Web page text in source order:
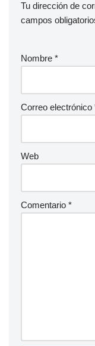
Tu dirección de
campos
Nombre *
Correo electrónico
Web
Comentario *